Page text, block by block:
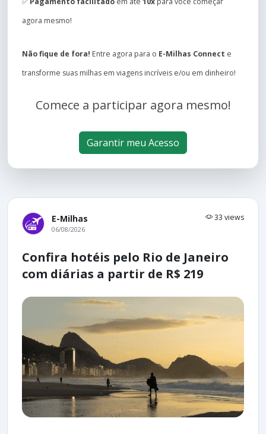
agora mesmo!
Não fique de fora! Entre agora para o E-Milhas Connect e
transforme suas milhas em viagens incríveis e/ou em dinheiro!
Comece a participar agora mesmo!
Garantir meu Acesso
E-Milhas 33 views
06/08/2026
Confira hotéis pelo Rio de Janeiro
com diárias a partir de R$ 219